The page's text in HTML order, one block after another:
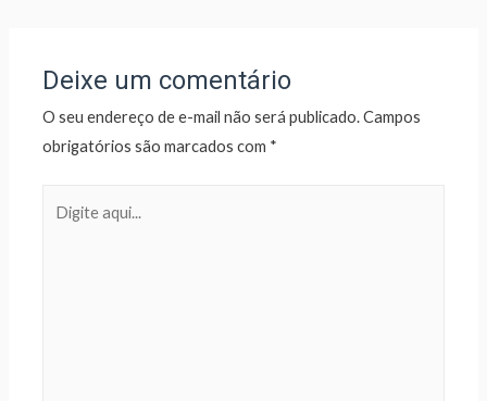
Deixe um comentário
O seu endereço de e-mail não será publicado.Campos
obrigatórios são marcados com *